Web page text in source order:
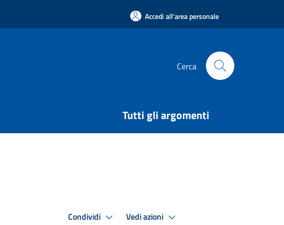
Accedi all'area personale
Cerca
Tutti gli argomenti
Condividi Vedi azioni